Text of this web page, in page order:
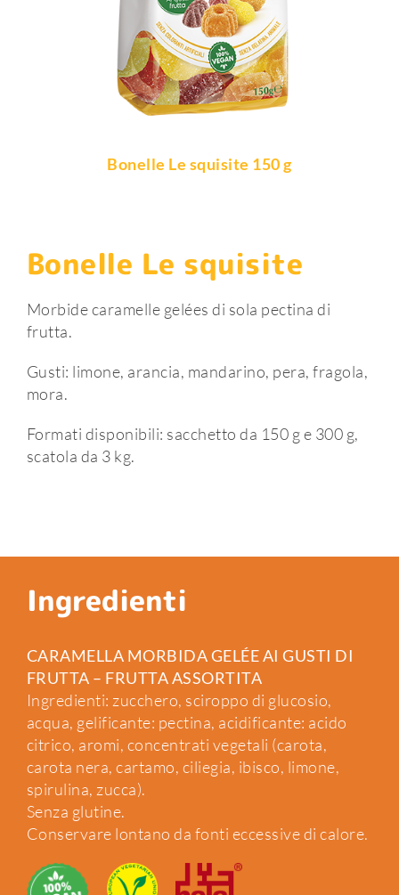
Shop Online
Bonelle Le squisite 150 g
Bonelle Le squisite
Morbide caramelle gelées di sola pectina di
frutta.
Gusti: limone, arancia, mandarino, pera, fragola,
mora.
Formati disponibili: sacchetto da 150 g e 300 g,
scatola da 3 kg.
Ingredienti
CARAMELLA MORBIDA GELÉE AI GUSTI DI
FRUTTA – FRUTTA ASSORTITA
Ingredienti: zucchero, sciroppo di glucosio,
acqua, gelificante: pectina, acidificante: acido
citrico, aromi, concentrati vegetali (carota,
carota nera, cartamo, ciliegia, ibisco, limone,
spirulina, zucca).
Senza glutine.
Conservare lontano da fonti eccessive di calore.